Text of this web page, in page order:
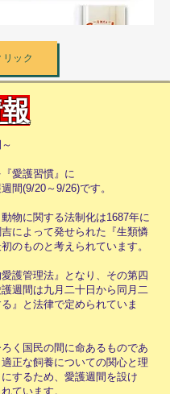
リック
『愛護習慣』に
間(9/20～9/26)です。
物に関する法制化は1687年に
によって発せられた『生類憐
のものと考えられています。
護管理法』となり、その第四
週間は九月二十日から同月二
』と法律で定められていま
く国民の間に命あるものであ
正な飼養についての関心と理
するため、愛護週間を設け
ています。